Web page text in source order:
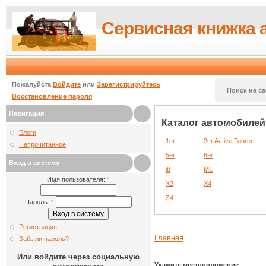
Сервисная книжка
Пожалуйста Войдите или Зарегистрируйтесь
Восстановление пароля
Поиск на
Навигация
Блоги
Непрочитанное
Вход в систему
Имя пользователя:*
Пароль:*
Регистрация
Забыли пароль?
Или войдите через социальную
Каталог
1er
2er Active Tourer
5er
6er
i8
M1
X3
X4
Z4
Главная